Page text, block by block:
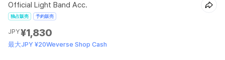
Official Light Band Acc.
独占販売 予約販売
JPY¥1,830
最大JPY ¥20Weverse Shop Cash